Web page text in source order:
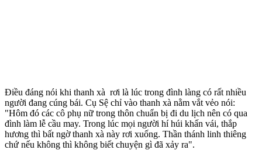
Điều đáng nói khi thanh xà rơi là lúc trong đình làng có rất nhiều
người đang cúng bái. Cụ Sệ chỉ vào thanh xà nằm vắt vẻo nói:
"Hôm đó các cô phụ nữ trong thôn chuẩn bị đi du lịch nên có qua
đình làm lễ cầu may. Trong lúc mọi người hí húi khấn vái, thắp
hương thì bất ngờ thanh xà này rơi xuống. Thần thánh linh thiêng
chứ nếu không thì không biết chuyện gì đã xảy ra".